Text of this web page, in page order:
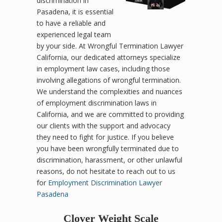
Pasadena, it is essential
to have a reliable and
experienced legal team
by your side. At Wrongful Termination Lawyer
California, our dedicated attorneys specialize
in employment law cases, including those
involving allegations of wrongful termination.
We understand the complexities and nuances
of employment discrimination laws in
California, and we are committed to providing
our clients with the support and advocacy
they need to fight for justice. If you believe
you have been wrongfully terminated due to
discrimination, harassment, or other unlawful
reasons, do not hesitate to reach out to us
for Employment Discrimination Lawyer
Pasadena
Clover Weight Scale